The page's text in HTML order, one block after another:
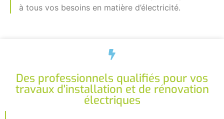
à tous vos besoins en matière d’électricité.
Des professionnels qualifiés pour vos
travaux d'installation et de rénovation
électriques